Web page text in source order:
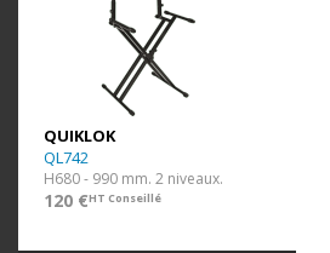
QUIKLOK
QL742
H680 - 990 mm. 2 niveaux.
120 €HT Conseillé